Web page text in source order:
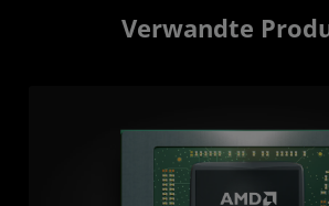
Verwandte